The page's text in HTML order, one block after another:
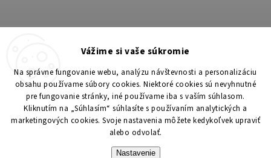
Vážime si vaše súkromie
Na správne fungovanie webu, analýzu návštevnosti a personalizáciu
obsahu používame súbory cookies. Niektoré cookies sú nevyhnutné
pre fungovanie stránky, iné používame iba s vaším súhlasom.
Kliknutím na „Súhlasím“ súhlasíte s používaním analytických a
marketingových cookies. Svoje nastavenia môžete kedykoľvek upraviť
alebo odvolať.
Nastavenie